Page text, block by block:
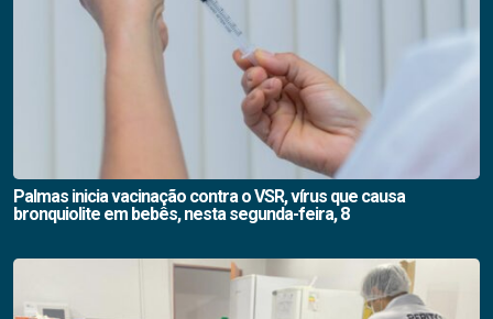
Palmas inicia vacinação contra o VSR, vírus que causa
bronquiolite em bebês, nesta segunda-feira, 8